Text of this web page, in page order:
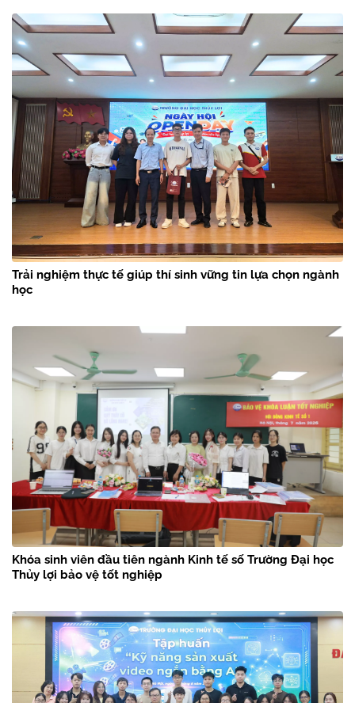
Trải nghiệm thực tế giúp thí sinh vững tin lựa chọn ngành
học
Khóa sinh viên đầu tiên ngành Kinh tế số Trường Đại học
Thủy lợi bảo vệ tốt nghiệp